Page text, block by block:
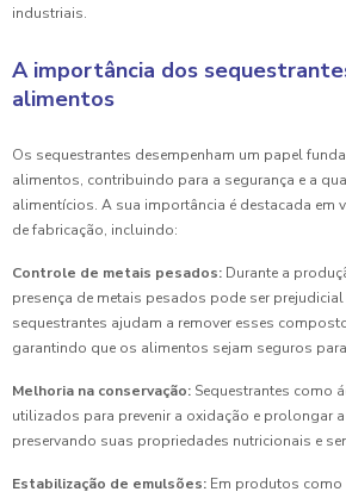
industriais.
A importância dos
alimentos
Os sequestrantes desempenham um papel
alimentos, contribuindo para a segurança e a
alimentícios. A sua importância é destacada em
de fabricação, incluindo:
Controle de metais pesados: Durante a
presença de metais pesados pode ser
sequestrantes ajudam a remover esses
garantindo que os alimentos sejam seguros
Melhoria na conservação: Sequestrantes como
utilizados para prevenir a oxidação e prolongar
preservando suas propriedades nutricionais e
Estabilização de emulsões: Em produtos